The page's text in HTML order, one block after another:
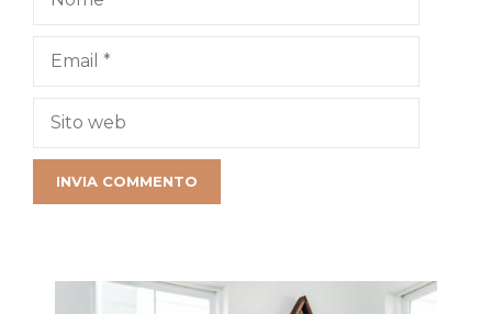
Email
Sito